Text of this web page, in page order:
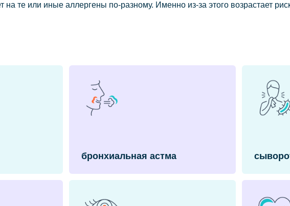
на те или иные аллергены по-разному. Именно из-за этого возрастает
бронхиальная астма